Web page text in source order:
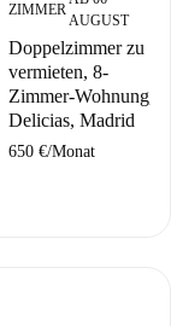
ZIMMER
AUGUST
Doppelzimmer zu
vermieten, 8-
Zimmer-Wohnung,
Delicias, Madrid
650 €/Monat